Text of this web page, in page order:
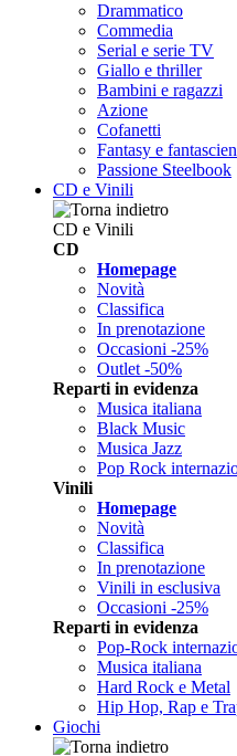
Drammatico
Commedia
Serial e serie TV
Giallo e thriller
Bambini e ragazzi
Azione
Cofanetti
Fantasy e
Passione Steelbook
CD e Vinili
CD e Vinili
CD
Homepage
Novità
Classifica
In prenotazione
Occasioni -25%
Outlet -50%
Reparti in evidenza
Musica italiana
Black Music
Musica Jazz
Pop Rock
Vinili
Homepage
Novità
Classifica
In prenotazione
Vinili in esclusiva
Occasioni -25%
Reparti in evidenza
Pop-Rock
Musica italiana
Hard Rock e Metal
Hip Hop, Rap e
Giochi